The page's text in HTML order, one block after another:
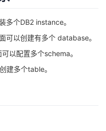
多个DB2 instance。
以创建有多个 database。
以配置多个schema。
建多个table。